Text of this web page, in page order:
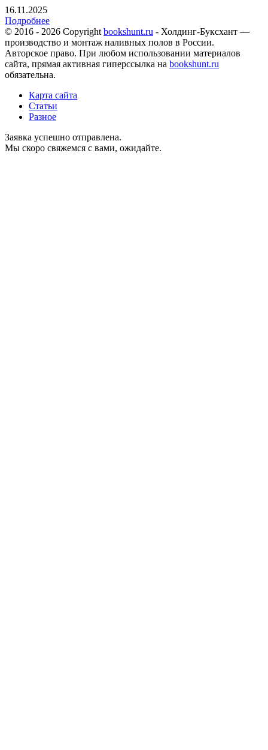
16.11.2025
Подробнее
© 2016 - 2026 Copyright bookshunt.ru - Холдинг-Буксхант —
производство и монтаж наливных полов в России.
Авторское право. При любом использовании материалов
сайта, прямая активная гиперссылка на bookshunt.ru
обязательна.
Карта сайта
Статьи
Разное
Заявка успешно отправлена.
Мы скоро свяжемся с вами, ожидайте.